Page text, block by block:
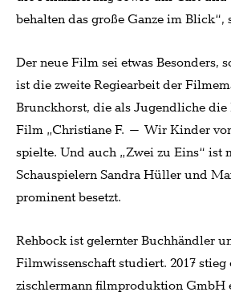
behalten das große Ganze im Blick“,
Der neue Film sei etwas Besonders,
ist die zweite Regiearbeit der
Brunckhorst, die als Jugendliche
Film „Christiane F. – Wir Kinder
spielte. Und auch „Zwei zu Eins“ ist
Schauspielern Sandra Hüller und
prominent besetzt.
Rehbock ist gelernter Buchhändler
Filmwissenschaft studiert. 2017
zischlermann filmproduktion GmbH